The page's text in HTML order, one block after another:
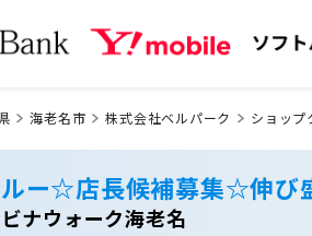
海老名市 株式会社ベルパーク ショッ
ー☆店長候補募集☆伸び
ナウォーク海老名